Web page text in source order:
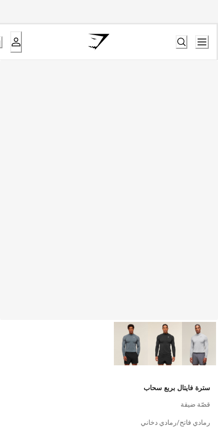
سترة فايتال بربع سحاب
قصّة ضيقة
رمادي فاتح/رمادي دخاني